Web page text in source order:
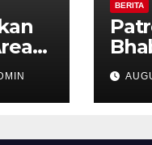
BERITA
dan